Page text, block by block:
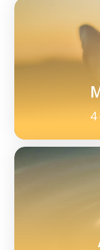
4